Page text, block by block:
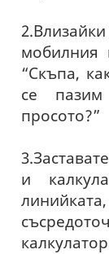
мобилния
“Скъпа,
се
просото?”
и